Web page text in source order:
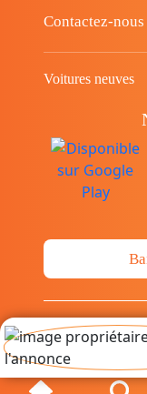
Contactez-nous
Voitures neuves
© Copyright